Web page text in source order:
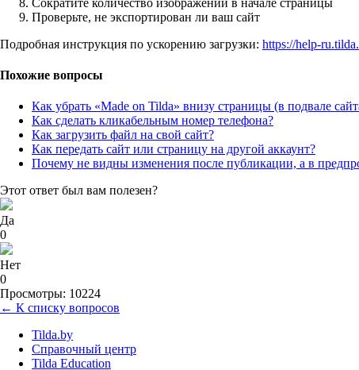
Сократите количество изображений в начале страницы
Проверьте, не экспортирован ли ваш сайт
Подробная инструкция по ускорению загрузки: https://help-
Похожие вопросы
Как убрать «Made on Tilda» внизу страницы (в подвале
Как сделать кликабельным номер телефона?
Как загрузить файл на свой сайт?
Как передать сайт или страницу на другой аккаунт?
Почему не видны изменения после публикации, а в
Этот ответ был вам полезен?
Да
0
Нет
0
Просмотры: 10224
← К списку вопросов
Tilda.by
Справочный центр
Tilda Education